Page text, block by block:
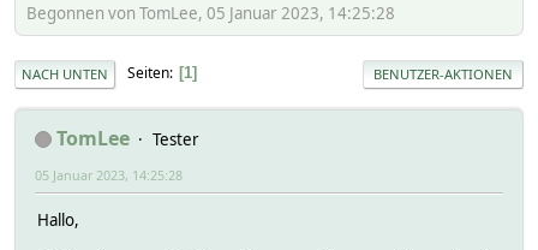
Begonnen von TomLee, 05 Januar 2023, 14:25:28
NACH UNTEN Seiten 1 BENUTZER-AKTIONEN
TomLee Tester
05 Januar 2023, 14:25:28
Hallo,